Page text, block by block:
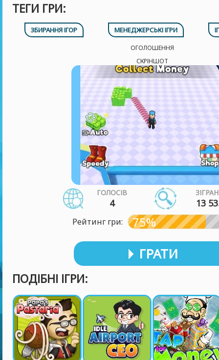
ТЕГИ ГРИ:
ЗБИРАННЯ ІГОР МЕНЕДЖЕРСЬКІ ІГРИ
ОГОЛОШЕННЯ
СКРІНШОТ
ГОЛОСІВ
4 13
Рейтинг гри: 75%
ГРАТИ
ПОДІБНІ ІГРИ: